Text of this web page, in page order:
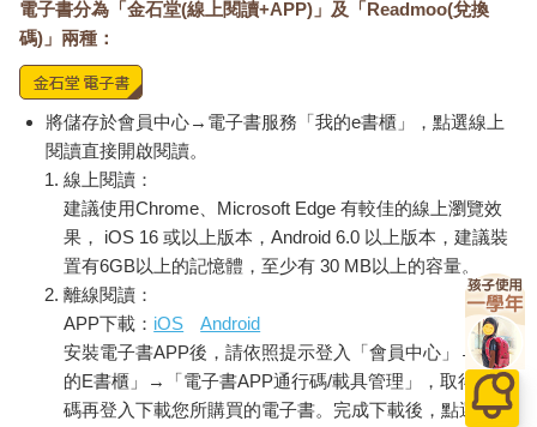
電子書分為「金石堂(線上閱讀+APP)」及「Readmoo(兌換
碼)」兩種：
將儲存於會員中心→電子書服務「我的e書櫃」，點選線上
閱讀直接開啟閱讀。
線上閱讀：
建議使用Chrome、Microsoft Edge 有較佳的線上瀏覽效
果， iOS 16 或以上版本，Android 6.0 以上版本，建議裝
置有6GB以上的記憶體，至少有 30 MB以上的容量。
離線閱讀：
APP下載： iOS
Android
安裝電子書APP後，請依照提示登入「會員中心」→「我
的E書櫃」→「電子書APP通行碼/載具管理」，取得通行
碼再登入下載您所購買的電子書。完成下載後，點選任一